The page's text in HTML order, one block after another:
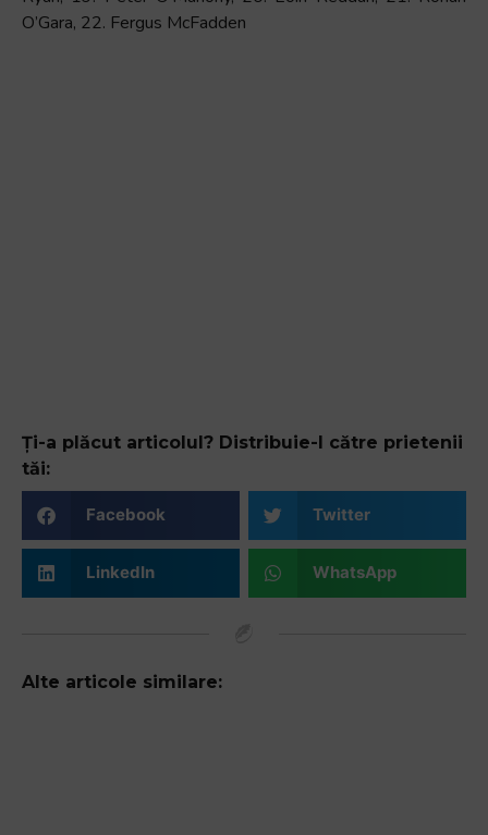
O’Gara, 22. Fergus McFadden
Ți-a plăcut articolul? Distribuie-l către prietenii
tăi:
Facebook Twitter
LinkedIn WhatsApp
Alte articole similare: